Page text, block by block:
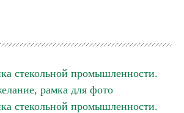
стекольной промышленности.
рамка для фото
стекольной промышленности.